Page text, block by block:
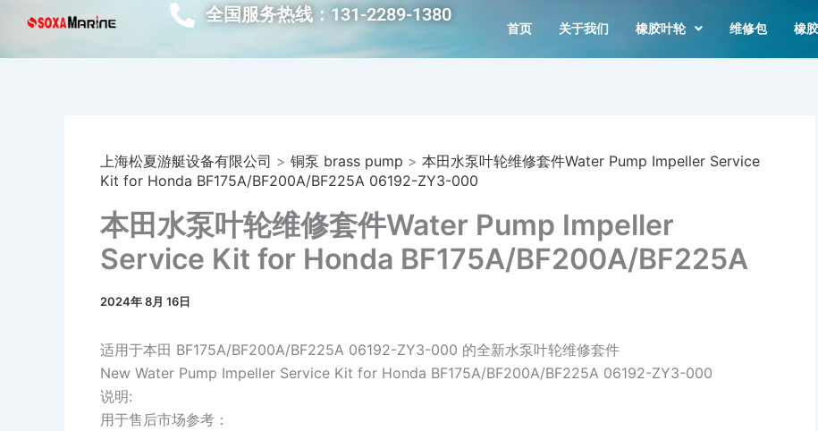
内
全国服务热线：131-2289-1380
首页 关于我们 橡胶叶轮 维修包 橡
上海松夏游艇设备有限公司 > 铜泵 brass pump > 本田水泵叶轮维修套件Water Pump Impeller Service
Kit for Honda BF175A/BF200A/BF225A 06192-ZY3-000
本田水泵叶轮维修套件Water Pump Impeller
Service Kit for Honda BF175A/BF200A/BF225A
06192-ZY3-000
2024年 8月 16日
适用于本田 BF175A/BF200A/BF225A 06192-ZY3-000 的全新水泵叶轮维修套件
New Water Pump Impeller Service Kit for Honda BF175A/BF200A/BF225A 06192-ZY3-000
说明:
用于售后市场参考：